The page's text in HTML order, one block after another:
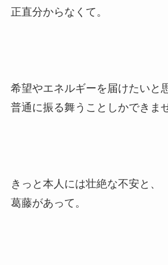
正直分からなくて。
希望やエネルギーを届けたいと
普通に振る舞うことしかできま
きっと本人には壮絶な不安と、
葛藤があって。